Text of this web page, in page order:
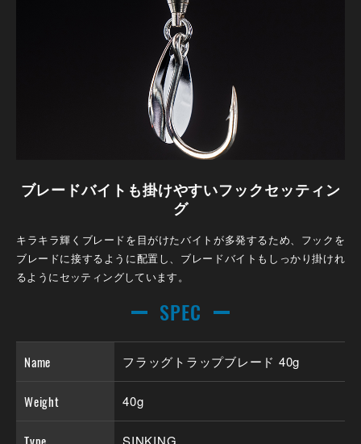
ブレードバイトも掛けやすいフックセッティン
グ
キラキラ輝くブレードを目がけたバイトが多発するため、フックを
ブレードに接するように配置し、ブレードバイトもしっかり掛けれ
るようにセッティングしています。
SPEC
Name フラッグトラップブレード 40g
Weight 40g
SINKING